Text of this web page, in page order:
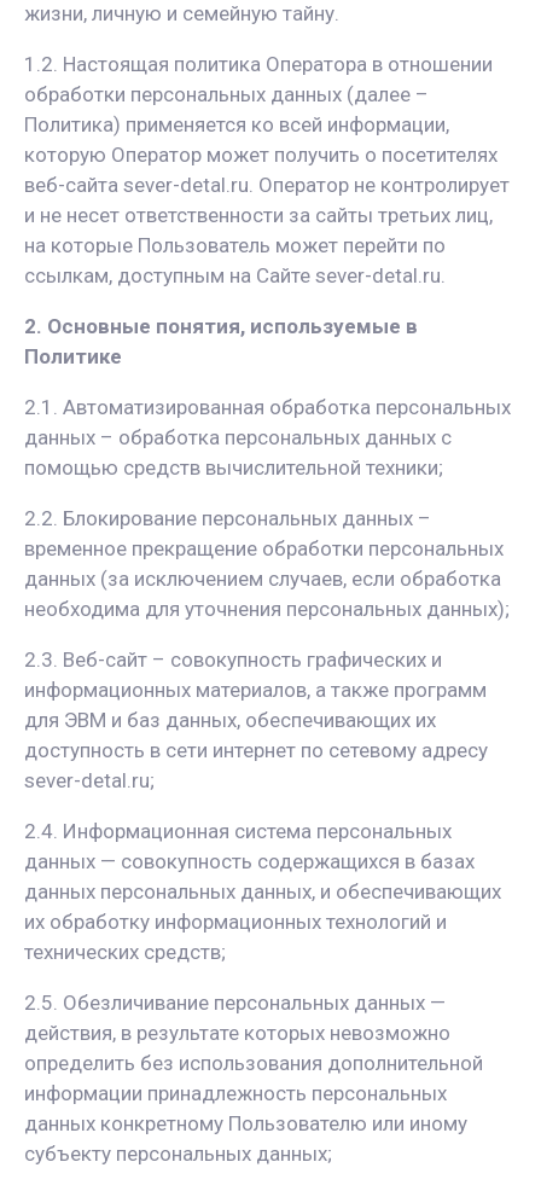
жизни, личную и семейную тайну.
1.2. Настоящая политика Оператора в отношении
обработки персональных данных (далее –
Политика) применяется ко всей информации,
которую Оператор может получить о посетителях
веб-сайта sever-detal.ru. Оператор не контролирует
и не несет ответственности за сайты третьих лиц,
на которые Пользователь может перейти по
ссылкам, доступным на Сайте sever-detal.ru.
2. Основные понятия, используемые в
Политике
2.1. Автоматизированная обработка персональных
данных – обработка персональных данных с
помощью средств вычислительной техники;
2.2. Блокирование персональных данных –
временное прекращение обработки персональных
данных (за исключением случаев, если обработка
необходима для уточнения персональных данных);
2.3. Веб-сайт – совокупность графических и
информационных материалов, а также программ
для ЭВМ и баз данных, обеспечивающих их
доступность в сети интернет по сетевому адресу
sever-detal.ru;
2.4. Информационная система персональных
данных — совокупность содержащихся в базах
данных персональных данных, и обеспечивающих
их обработку информационных технологий и
технических средств;
2.5. Обезличивание персональных данных —
действия, в результате которых невозможно
определить без использования дополнительной
информации принадлежность персональных
данных конкретному Пользователю или иному
субъекту персональных данных;